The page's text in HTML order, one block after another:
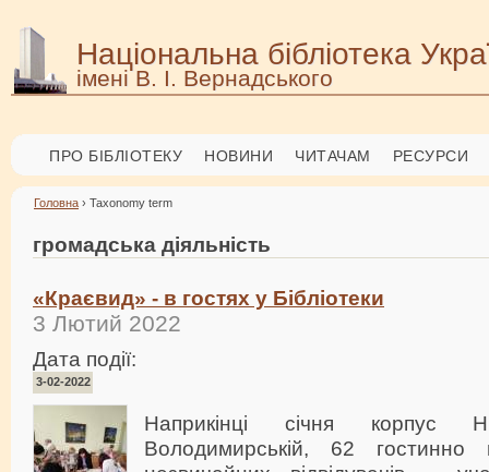
Національна бібліотека
імені В. І. Вернадського
ПРО БІБЛІОТЕКУ НОВИНИ ЧИТАЧАМ РЕСУРСИ
Головна › Taxonomy term
громадська діяльність
«Краєвид» - в гостях у Бібліотеки
3 Лютий 2022
Дата події:
3-02-2022
Наприкінці січня
Володимирській, 62 гостинно